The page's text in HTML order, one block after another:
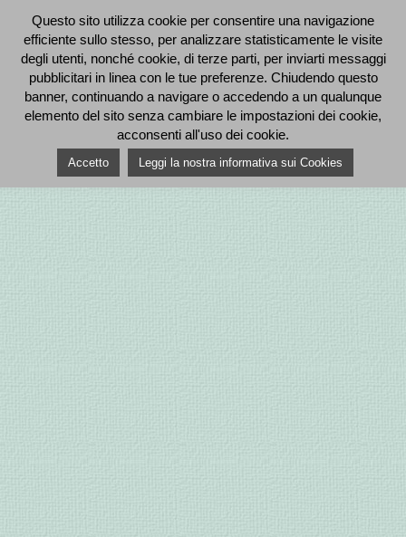
Questo sito utilizza cookie per consentire una navigazione
efficiente sullo stesso, per analizzare statisticamente le visite
degli utenti, nonché cookie, di terze parti, per inviarti messaggi
pubblicitari in linea con le tue preferenze. Chiudendo questo
banner, continuando a navigare o accedendo a un qualunque
elemento del sito senza cambiare le impostazioni dei cookie,
acconsenti all'uso dei cookie.
Accetto Leggi la nostra informativa sui Cookies